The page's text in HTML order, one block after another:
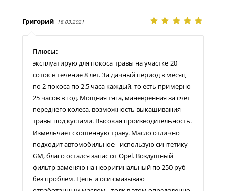
Григорий 18.03.2021
Плюсы:
эксплуатирую для покоса травы на участке 20
соток в течение 8 лет. За дачный период в месяц
по 2 покоса по 2.5 часа каждый, то есть примерно
25 часов в год. Мощная тяга, маневренная за счет
переднего колеса, возможность выкашивания
травы под кустами. Высокая производительность.
Измельчает скошенную траву. Масло отлично
подходит автомобильное - использую синтетику
GM, благо остался запас от Opel. Воздушный
фильтр заменяю на неоригинальный по 250 руб
без проблем. Цепь и оси смазываю